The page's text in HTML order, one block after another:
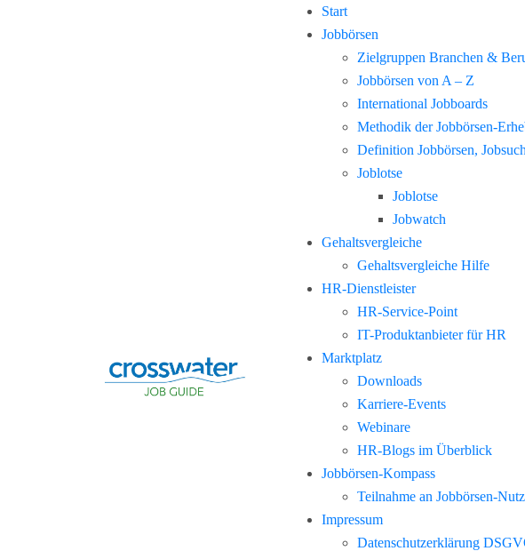
Start
Jobbörsen
Zielgruppen Branchen &
Jobbörsen von A – Z
International Jobboards
Methodik der Jobbörsen-
Definition Jobbörsen,
Joblotse
Joblotse
Jobwatch
Gehaltsvergleiche
Gehaltsvergleiche Hilfe
HR-Dienstleister
HR-Service-Point
IT-Produktanbieter für HR
Marktplatz
Downloads
Karriere-Events
Webinare
HR-Blogs im Überblick
Jobbörsen-Kompass
Teilnahme an Jobbörsen-
Impressum
Datenschutzerklärung